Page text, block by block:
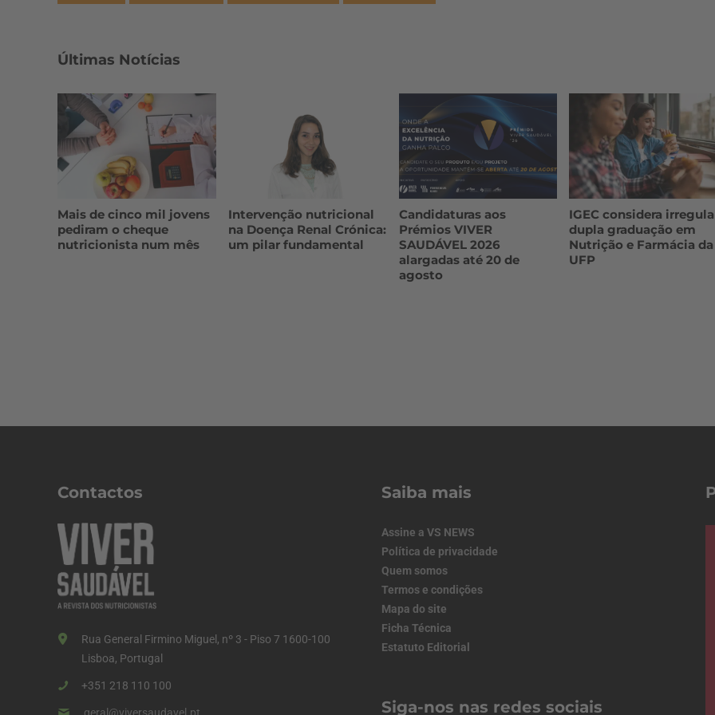
Últimas Notícias
Mais de cinco mil jovens
pediram o cheque
nutricionista num mês
Intervenção nutricional
na Doença Renal Crónica:
um pilar fundamental
Candidaturas aos
Prémios VIVER
SAUDÁVEL 2026
alargadas até 20 de
agosto
IGEC considera
dupla graduação em
Nutrição e Farmácia da
UFP
Contactos
Rua General Firmino Miguel, nº 3 - Piso 7 1600-100
Lisboa, Portugal
+351 218 110 100
Saiba mais
Assine a VS NEWS
Política de privacidade
Quem somos
Termos e condições
Mapa do site
Ficha Técnica
Estatuto Editorial
Siga-nos nas redes sociais